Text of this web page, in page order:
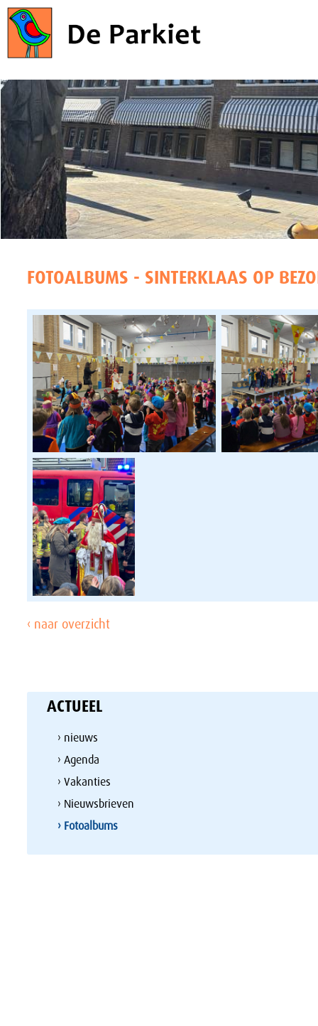
FOTOALBUMS - SINTERKLAAS OP
‹ naar overzicht
ACTUEEL
› nieuws
› Agenda
› Vakanties
› Nieuwsbrieven
› Fotoalbums